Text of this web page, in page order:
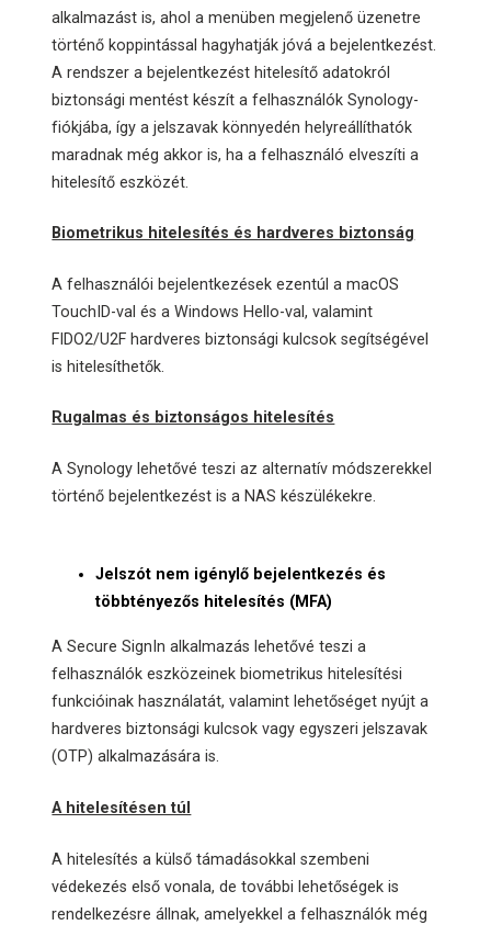
alkalmazást is, ahol a menüben megjelenő üzenetre
történő koppintással hagyhatják jóvá a bejelentkezést.
A rendszer a bejelentkezést hitelesítő adatokról
biztonsági mentést készít a felhasználók Synology-
fiókjába, így a jelszavak könnyedén helyreállíthatók
maradnak még akkor is, ha a felhasználó elveszíti a
hitelesítő eszközét.
Biometrikus hitelesítés és hardveres biztonság
A felhasználói bejelentkezések ezentúl a macOS
TouchID-val és a Windows Hello-val, valamint
FIDO2/U2F hardveres biztonsági kulcsok segítségével
is hitelesíthetők.
Rugalmas és biztonságos hitelesítés
A Synology lehetővé teszi az alternatív módszerekkel
történő bejelentkezést is a NAS készülékekre.
Jelszót nem igénylő bejelentkezés és
többtényezős hitelesítés (MFA)
A Secure SignIn alkalmazás lehetővé teszi a
felhasználók eszközeinek biometrikus hitelesítési
funkcióinak használatát, valamint lehetőséget nyújt a
hardveres biztonsági kulcsok vagy egyszeri jelszavak
(OTP) alkalmazására is.
A hitelesítésen túl
A hitelesítés a külső támadásokkal szembeni
védekezés első vonala, de további lehetőségek is
rendelkezésre állnak, amelyekkel a felhasználók még